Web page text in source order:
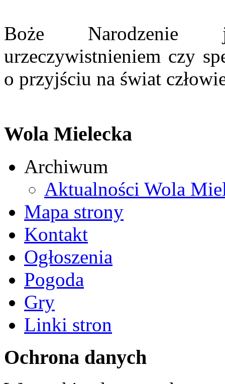
Boże Narodzenie
urzeczywistnieniem czy
o przyjściu na świat
Wola Mielecka
Archiwum
Aktualności Wola
Mapa strony
Kontakt
Ogłoszenia
Pogoda
Gry
Linki stron
Ochrona danych